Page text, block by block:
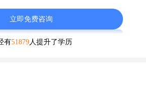
立即免费咨询
有51879 人提升了学历